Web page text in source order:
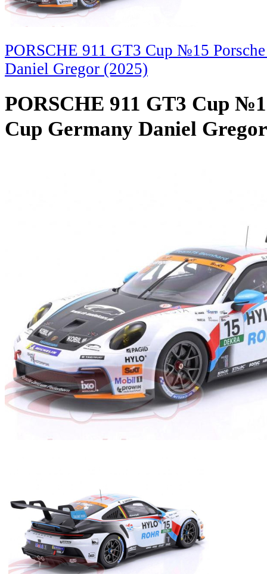
PORSCHE 911 GT3 Cup №15
Daniel Gregor (2025)
PORSCHE 911 GT3 Cup
Cup Germany Daniel